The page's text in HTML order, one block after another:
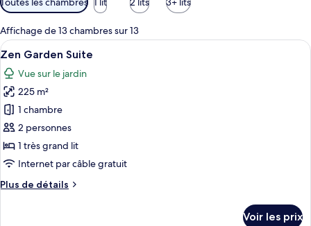
disponibles
pour
les
chambres
Affichage de 13 chambres sur 13
Afficher
toutes
les
photos
pour
ce
type
de
chambre :
Zen
Une chambre d’hôtel moderne,
7
Zen Garden Suite
Vue sur le jardin
225 m²
1 chambre
2 personnes
1 très grand lit
Internet par câble gratuit
Plus de détails
Plus
Voir les prix